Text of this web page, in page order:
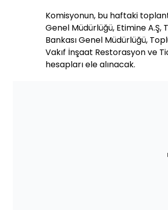
Komisyonun, bu haftaki
Genel Müdürlüğü, Etimine A.Ş,
Bankası Genel Müdürlüğü,
Vakıf İnşaat Restorasyon ve
hesapları ele alınacak.